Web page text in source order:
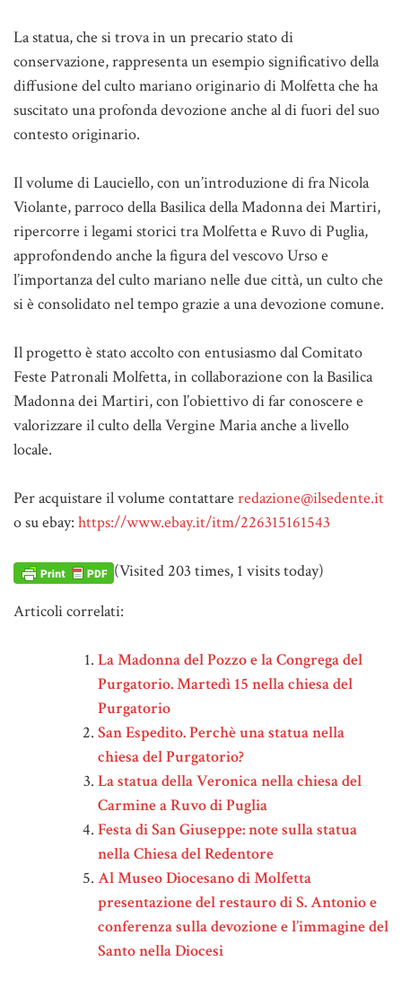
La statua, che si trova in un precario stato di
conservazione, rappresenta un esempio significativo della
diffusione del culto mariano originario di Molfetta che ha
suscitato una profonda devozione anche al di fuori del suo
contesto originario.
Il volume di Lauciello, con un’introduzione di fra Nicola
Violante, parroco della Basilica della Madonna dei Martiri,
ripercorre i legami storici tra Molfetta e Ruvo di Puglia,
approfondendo anche la figura del vescovo Urso e
l’importanza del culto mariano nelle due città, un culto che
si è consolidato nel tempo grazie a una devozione comune.
Il progetto è stato accolto con entusiasmo dal Comitato
Feste Patronali Molfetta, in collaborazione con la Basilica
Madonna dei Martiri, con l’obiettivo di far conoscere e
valorizzare il culto della Vergine Maria anche a livello
locale.
Per acquistare il volume contattare redazione@ilsedente.it
o su ebay: https://www.ebay.it/itm/226315161543
(Visited 203 times, 1 visits today)
Articoli correlati:
La Madonna del Pozzo e la Congrega del
Purgatorio. Martedì 15 nella chiesa del
Purgatorio
San Espedito. Perchè una statua nella
chiesa del Purgatorio?
La statua della Veronica nella chiesa del
Carmine a Ruvo di Puglia
Festa di San Giuseppe: note sulla statua
nella Chiesa del Redentore
Al Museo Diocesano di Molfetta
presentazione del restauro di S. Antonio e
conferenza sulla devozione e l’immagine del
Santo nella Diocesi